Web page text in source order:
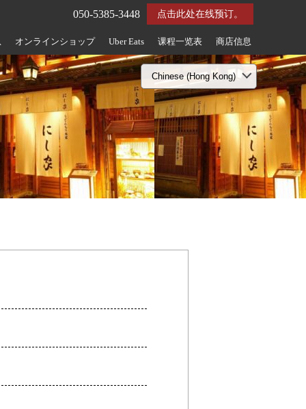
点击此处在线预订。
050-5385-3448
オンラインショップ Uber Eats 课程一览表 商店信息